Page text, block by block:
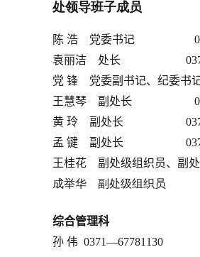
处领导班子成员
陈 浩 党委书记
袁丽洁 处长
党 锋 党委副书记、 纪委
王慧琴 副处长
黄 玲 副处长
孟 键 副处长
王桂花 副处级组织员、副
成举华 副处级组织员
综合管理科
孙 伟 0371—67781130